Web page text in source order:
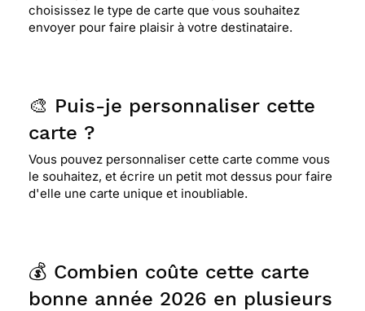
choisissez le type de carte que vous souhaitez
envoyer pour faire plaisir à votre destinataire.
🎨 Puis-je personnaliser cette
carte ?
Vous pouvez personnaliser cette carte comme vous
le souhaitez, et écrire un petit mot dessus pour faire
d'elle une carte unique et inoubliable.
💰 Combien coûte cette carte
bonne année 2026 en plusieurs